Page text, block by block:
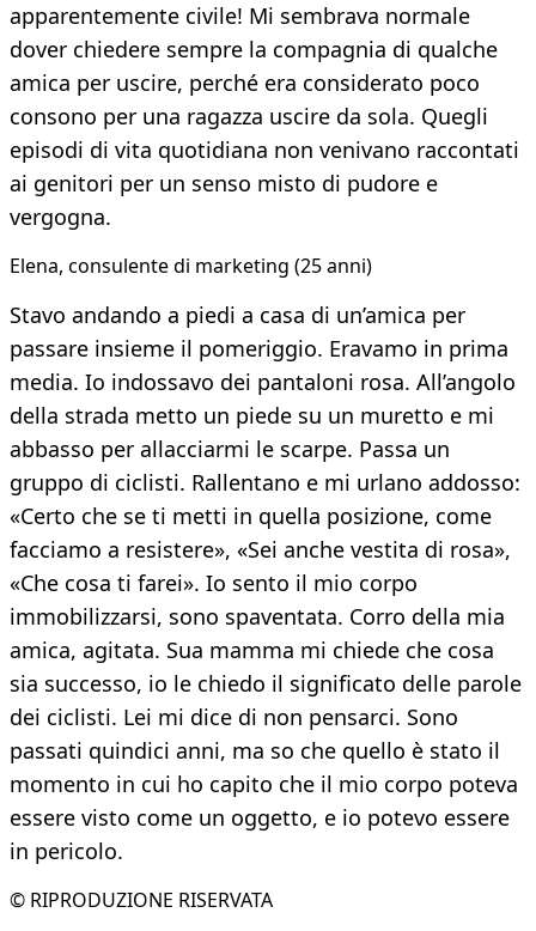
apparentemente civile! Mi sembrava normale
dover chiedere sempre la compagnia di qualche
amica per uscire, perché era considerato poco
consono per una ragazza uscire da sola. Quegli
episodi di vita quotidiana non venivano raccontati
ai genitori per un senso misto di pudore e
vergogna.
Elena, consulente di marketing (25 anni)
Stavo andando a piedi a casa di un’amica per
passare insieme il pomeriggio. Eravamo in prima
media. Io indossavo dei pantaloni rosa. All’angolo
della strada metto un piede su un muretto e mi
abbasso per allacciarmi le scarpe. Passa un
gruppo di ciclisti. Rallentano e mi urlano addosso:
«Certo che se ti metti in quella posizione, come
facciamo a resistere», «Sei anche vestita di rosa»,
«Che cosa ti farei». Io sento il mio corpo
immobilizzarsi, sono spaventata. Corro della mia
amica, agitata. Sua mamma mi chiede che cosa
sia successo, io le chiedo il significato delle parole
dei ciclisti. Lei mi dice di non pensarci. Sono
passati quindici anni, ma so che quello è stato il
momento in cui ho capito che il mio corpo poteva
essere visto come un oggetto, e io potevo essere
in pericolo.
© RIPRODUZIONE RISERVATA